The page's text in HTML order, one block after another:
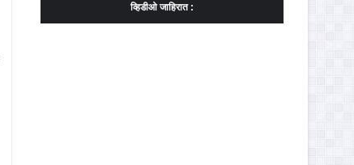
व्हिडीओ जाहिरात :